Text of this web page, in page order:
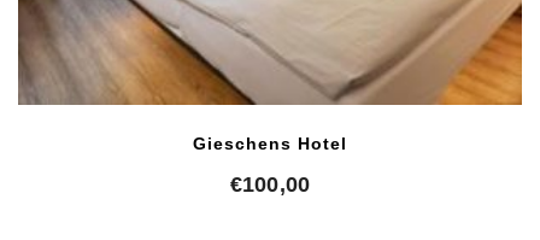
Gieschens Hotel
€100,00